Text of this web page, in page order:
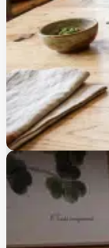
Voyager sans
17 juillet 2026
Atelier